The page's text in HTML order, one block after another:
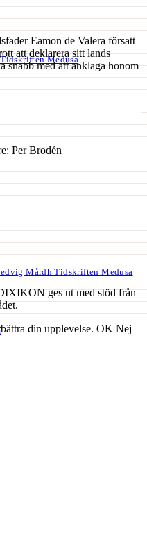
Medusa
Mårdh Tidskriften Medusa
Eamon de Valera försatt
att deklarera sitt lands
snabb med att anklaga honom
Per Brodén
ges ut med stöd från
din upplevelse.OK Nej